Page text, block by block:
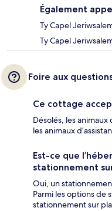
Également
Ty Capel
Ty Capel
Foire aux
Ce cottage
Désolés, les
les animaux
Est-ce que
stationnement
Oui, un
Parmi les options de
stationnement sur